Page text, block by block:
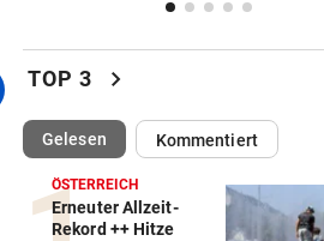
schlechteste Match“
TOP 3 chevron_right
Gelesen(ausgewählt)Kommentiert
ÖSTERREICH
Erneuter Allzeit-
Rekord ++ Hitze